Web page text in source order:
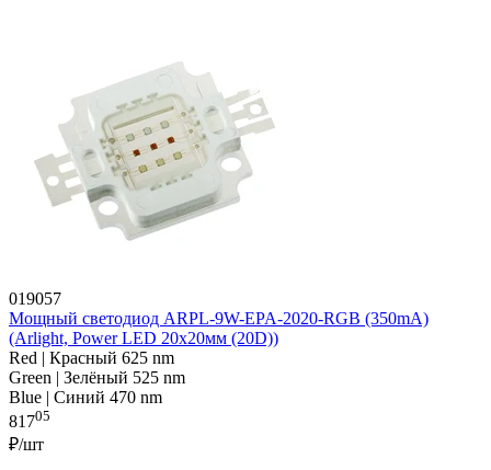
019057
Мощный светодиод ARPL-9W-EPA-2020-RGB (350mA)
(Arlight, Power LED 20x20мм (20D))
Red | Красный 625 nm
Green | Зелёный 525 nm
Blue | Синий 470 nm
81705
₽/шт